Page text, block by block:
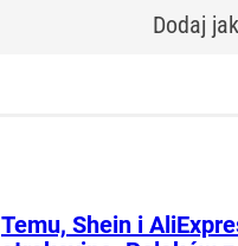
Dodaj
Temu, Shein i